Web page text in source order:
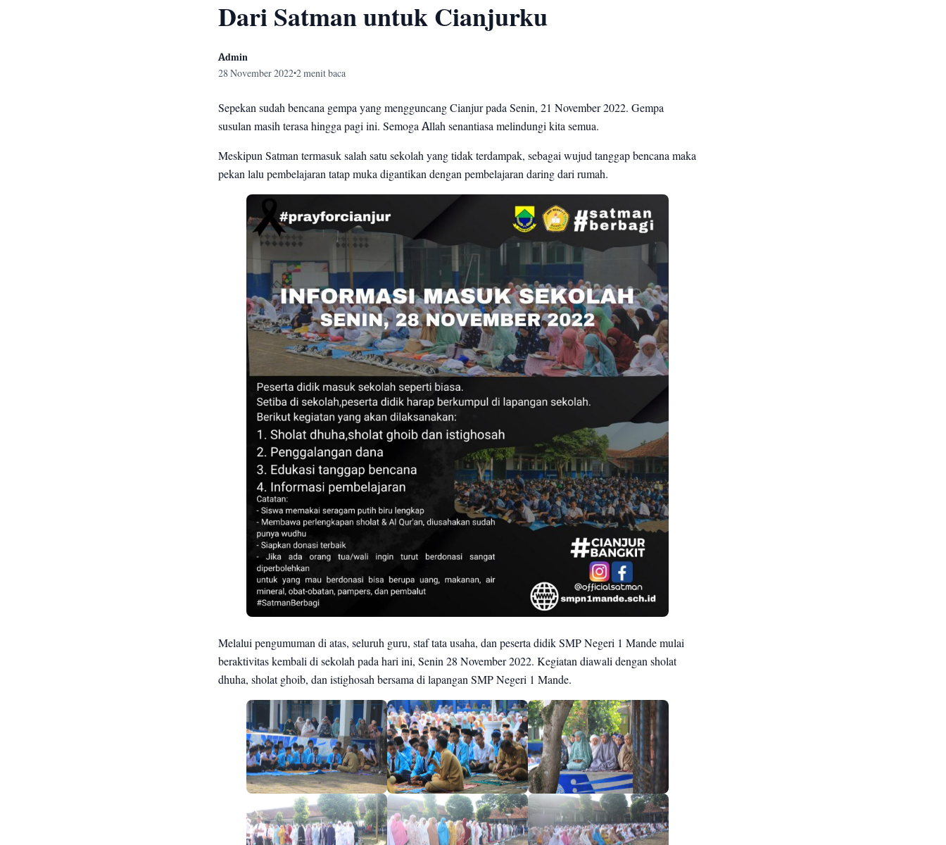
Dari Satman untuk Cianjurku
Admin
28 November 2022•2 menit baca
Sepekan sudah bencana gempa yang mengguncang Cianjur pada Senin, 21 November 2022. Gempa
susulan masih terasa hingga pagi ini. Semoga Allah senantiasa melindungi kita semua.
Meskipun Satman termasuk salah satu sekolah yang tidak terdampak, sebagai wujud tanggap bencana maka
pekan lalu pembelajaran tatap muka digantikan dengan pembelajaran daring dari rumah.
Melalui pengumuman di atas, seluruh guru, staf tata usaha, dan peserta didik SMP Negeri 1 Mande mulai
beraktivitas kembali di sekolah pada hari ini, Senin 28 November 2022. Kegiatan diawali dengan sholat
dhuha, sholat ghoib, dan istighosah bersama di lapangan SMP Negeri 1 Mande.